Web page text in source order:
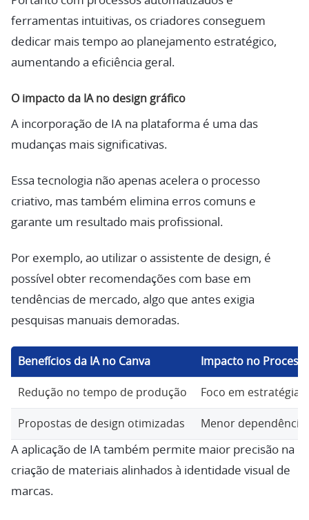
ferramentas intuitivas, os criadores conseguem
dedicar mais tempo ao planejamento estratégico,
aumentando a eficiência geral.
O impacto da IA no design gráfico
A incorporação de IA na plataforma é uma das
mudanças mais significativas.
Essa tecnologia não apenas acelera o processo
criativo, mas também elimina erros comuns e
garante um resultado mais profissional.
Por exemplo, ao utilizar o assistente de design, é
possível obter recomendações com base em
tendências de mercado, algo que antes exigia
pesquisas manuais demoradas.
Benefícios da IA no Canva Impacto no
Redução no tempo de produção Foco em estratégia
Propostas de design otimizadas Menor
A aplicação de IA também permite maior precisão na
criação de materiais alinhados à identidade visual de
marcas.